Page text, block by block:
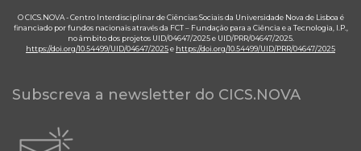
O CICS.NOVA - Centro Interdisciplinar de Ciências Sociais da Universidade Nova de Lisboa é
financiado por fundos nacionais através da FCT – Fundação para a Ciência e a Tecnologia, I.P.,
no âmbito dos projetos UID/04647/2025 e UID/PRR/04647/2025.
https://doi.org/10.54499/UID/04647/2025e https://doi.org/10.54499/UID/PRR/04647/2025
Subscreva a newsletter do CICS.NOVA